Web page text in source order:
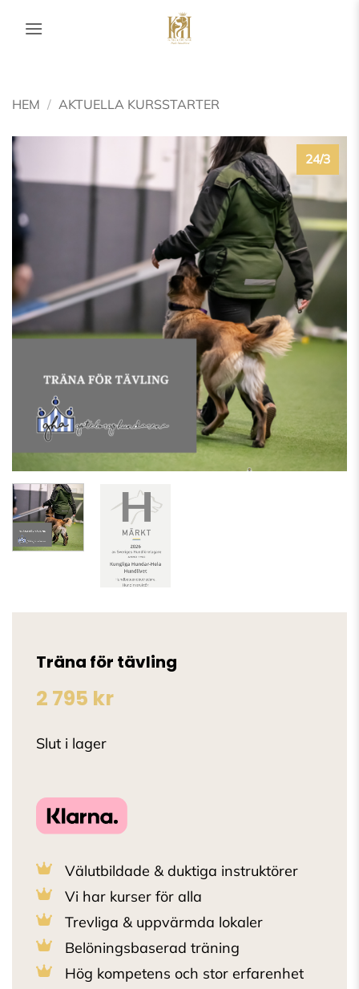
HEM / AKTUELLA KURSSTARTER
24/3
Träna för tävling
2 795 kr
Slut i lager
Välutbildade & duktiga instruktörer
Vi har kurser för alla
Trevliga & uppvärmda lokaler
Belöningsbaserad träning
Hög kompetens och stor erfarenhet